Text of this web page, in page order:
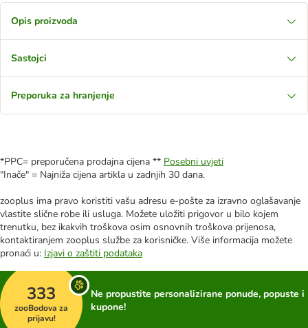
Opis proizvoda
Sastojci
Preporuka za hranjenje
*PPC= preporučena prodajna cijena ** Posebni uvjeti
"Inače" = Najniža cijena artikla u zadnjih 30 dana.
zooplus ima pravo koristiti vašu adresu e-pošte za izravno oglašavanje
vlastite slične robe ili usluga. Možete uložiti prigovor u bilo kojem
trenutku, bez ikakvih troškova osim osnovnih troškova prijenosa,
kontaktiranjem zooplus službe za korisničke. Više informacija možete
pronaći u: Izjavi o zaštiti podataka
333
zooBodova za
prijavu!
Ne propustite personalizirane ponude, popuste i
kupone!